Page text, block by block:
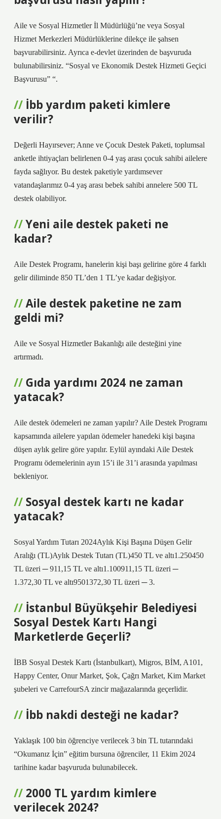
Aile ve Sosyal Hizmetler İl Müdürlüğü’ne veya Sosyal
Hizmet Merkezleri Müdürlüklerine dilekçe ile şahsen
başvurabilirsiniz. Ayrıca e-devlet üzerinden de başvuruda
bulunabilirsiniz. “Sosyal ve Ekonomik Destek Hizmeti Geçici
Başvurusu” “.
İbb yardım paketi kimlere
verilir?
Değerli Hayırsever; Anne ve Çocuk Destek Paketi, toplumsal
anketle ihtiyaçları belirlenen 0-4 yaş arası çocuk sahibi ailelere
fayda sağlıyor. Bu destek paketiyle yardımsever
vatandaşlarımız 0-4 yaş arası bebek sahibi annelere 500 TL
destek olabiliyor.
Yeni aile destek paketi ne
kadar?
Aile Destek Programı, hanelerin kişi başı gelirine göre 4 farklı
gelir diliminde 850 TL’den 1 TL’ye kadar değişiyor.
Aile destek paketine ne zam
geldi mi?
Aile ve Sosyal Hizmetler Bakanlığı aile desteğini yine
artırmadı.
Gıda yardımı 2024 ne zaman
yatacak?
Aile destek ödemeleri ne zaman yapılır? Aile Destek Programı
kapsamında ailelere yapılan ödemeler hanedeki kişi başına
düşen aylık gelire göre yapılır. Eylül ayındaki Aile Destek
Programı ödemelerinin ayın 15’i ile 31’i arasında yapılması
bekleniyor.
Sosyal destek kartı ne kadar
yatacak?
Sosyal Yardım Tutarı 2024Aylık Kişi Başına Düşen Gelir
Aralığı (TL)Aylık Destek Tutarı (TL)450 TL ve altı1.250450
TL üzeri ─ 911,15 TL ve altı1.100911,15 TL üzeri ─
1.372,30 TL ve altı9501372,30 TL üzeri ─ 3.
İstanbul Büyükşehir Belediyesi
Sosyal Destek Kartı Hangi
Marketlerde Geçerli?
İBB Sosyal Destek Kartı (İstanbulkart), Migros, BİM, A101,
Happy Center, Onur Market, Şok, Çağrı Market, Kim Market
şubeleri ve CarrefourSA zincir mağazalarında geçerlidir.
İbb nakdi desteği ne kadar?
Yaklaşık 100 bin öğrenciye verilecek 3 bin TL tutarındaki
“Okumanız İçin” eğitim bursuna öğrenciler, 11 Ekim 2024
tarihine kadar başvuruda bulunabilecek.
2000 TL yardım kimlere
verilecek 2024?